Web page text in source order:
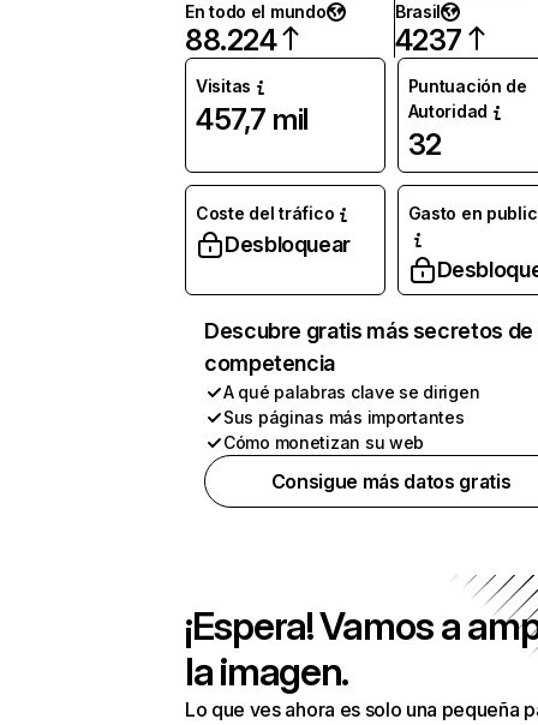
En todo el mundo
88.224
Brasil
4237
Visitas
457,7 mil
Puntuación de
Autoridad
32
Coste del tráfico
Desbloquear
Gasto en
Descubre gratis más secretos de
competencia
A qué palabras clave se dirigen
Sus páginas más importantes
Cómo monetizan su web
Consigue más datos gratis
¡Espera! Vamos a
la imagen.
Lo que ves ahora es solo una pequeña